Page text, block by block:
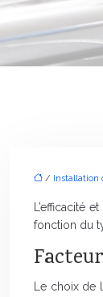
/ Installation
fonction du
Le choix